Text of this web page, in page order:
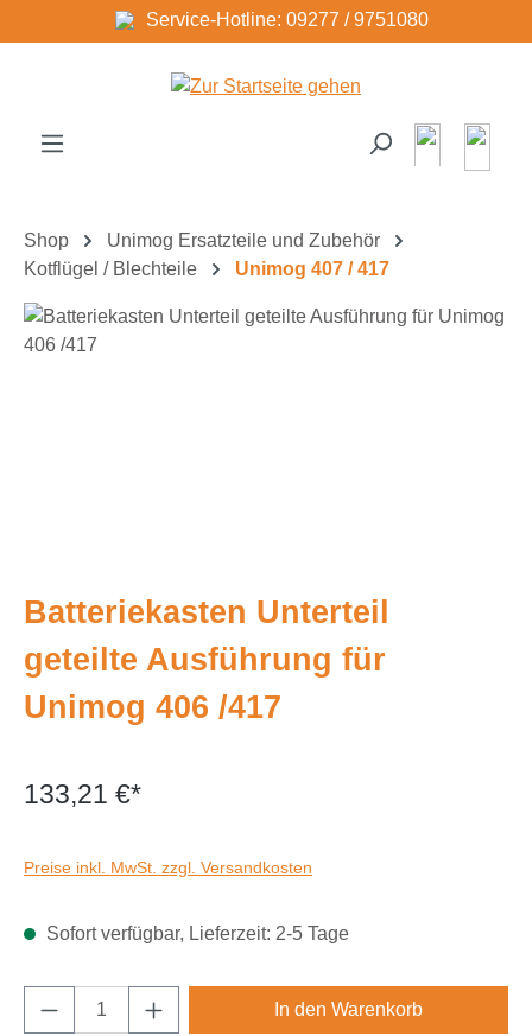
Zum Hauptinhalt springenService-Hotline: 09277 / 9751080
Shop
Unimog Ersatzteile und Zubehör
Kotflügel / Blechteile
Unimog 407 / 417
Bildergalerie überspringen
Batteriekasten Unterteil
geteilte Ausführung für
Unimog 406 /417
133,21 €*
Preise inkl. MwSt. zzgl. Versandkosten
Sofort verfügbar, Lieferzeit: 2-5 Tage
Produkt Anzahl: Gib den gewünschten
In den Warenkorb